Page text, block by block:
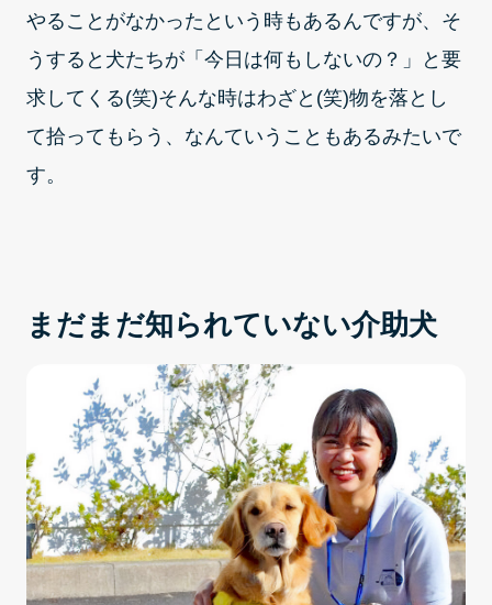
やることがなかったという時もあるんですが、そ
うすると犬たちが「今日は何もしないの？」と要
求してくる(笑)そんな時はわざと(笑)物を落とし
て拾ってもらう、なんていうこともあるみたいで
す。
まだまだ知られていない介助犬